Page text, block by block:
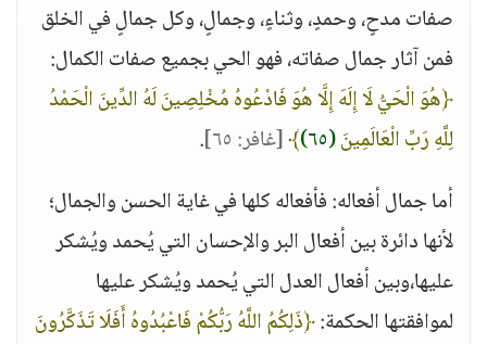
صفات مدحٍ، وحمدٍ، وثناءٍ، وجمالٍ، وكل جمالٍ في الخلق
فمن آثار جمال صفاته، فهو الحي بجميع صفات الكمال:
﴿هُوَ الْحَيُّ لَا إِلَهَ إِلَّا هُوَ فَادْعُوهُ مُخْلِصِينَ لَهُ الدِّينَ الْحَمْدُ
لِلَّهِ رَبِّ الْعَالَمِينَ(٦٥) ﴾[غافر: ٦٥]
.
أما جمال أفعاله: فأفعاله كلها في غاية الحسن والجمال؛
لأنها دائرة بين أفعال البر والإحسان التي يُحمد ويُشكر
عليها،وبين أفعال العدل التي يُحمد ويُشكر عليها
لموافقتها الحكمة:﴿ذَلِكُمُ اللَّهُ رَبُّكُمْ فَاعْبُدُوهُ أَفَلَا تَذَكَّرُونَ